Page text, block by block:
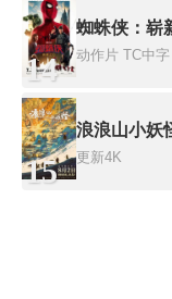
14
蜘蛛侠：崭
动作片 TC中字
15
浪浪山小妖
更新4K